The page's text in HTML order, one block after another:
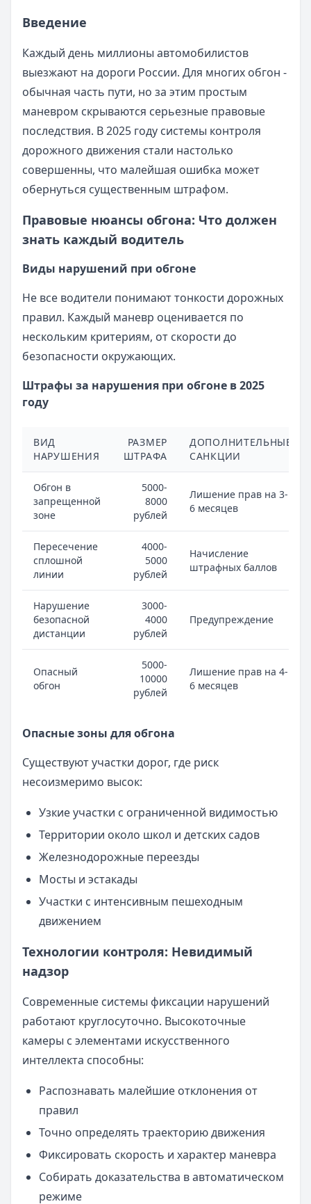
Введение
Каждый день миллионы автомобилистов
выезжают на дороги России. Для многих обгон -
обычная часть пути, но за этим простым
маневром скрываются серьезные правовые
последствия. В 2025 году системы контроля
дорожного движения стали настолько
совершенны, что малейшая ошибка может
обернуться существенным штрафом.
Правовые нюансы обгона: Что должен
знать каждый водитель
Виды нарушений при обгоне
Не все водители понимают тонкости дорожных
правил. Каждый маневр оценивается по
нескольким критериям, от скорости до
безопасности окружающих.
Штрафы за нарушения при обгоне в 2025
году
ВИД
НАРУШЕНИЯ
РАЗМЕР
ШТРАФА
ДОПОЛНИТЕЛЬНЫЕ
САНКЦИИ
Обгон в
запрещенной
зоне
5000-
8000
рублей
Лишение прав на 3-
6 месяцев
Пересечение
сплошной
линии
4000-
5000
рублей
Начисление
штрафных баллов
Нарушение
безопасной
дистанции
3000-
4000
рублей
Предупреждение
Опасный
обгон
5000-
10000
рублей
Лишение прав на 4-
6 месяцев
Опасные зоны для обгона
Существуют участки дорог, где риск
несоизмеримо высок:
Узкие участки с ограниченной видимостью
Территории около школ и детских садов
Железнодорожные переезды
Мосты и эстакады
Участки с интенсивным пешеходным
движением
Технологии контроля: Невидимый
надзор
Современные системы фиксации нарушений
работают круглосуточно. Высокоточные
камеры с элементами искусственного
интеллекта способны:
Распознавать малейшие отклонения от
правил
Точно определять траекторию движения
Фиксировать скорость и характер маневра
Собирать доказательства в автоматическом
режиме